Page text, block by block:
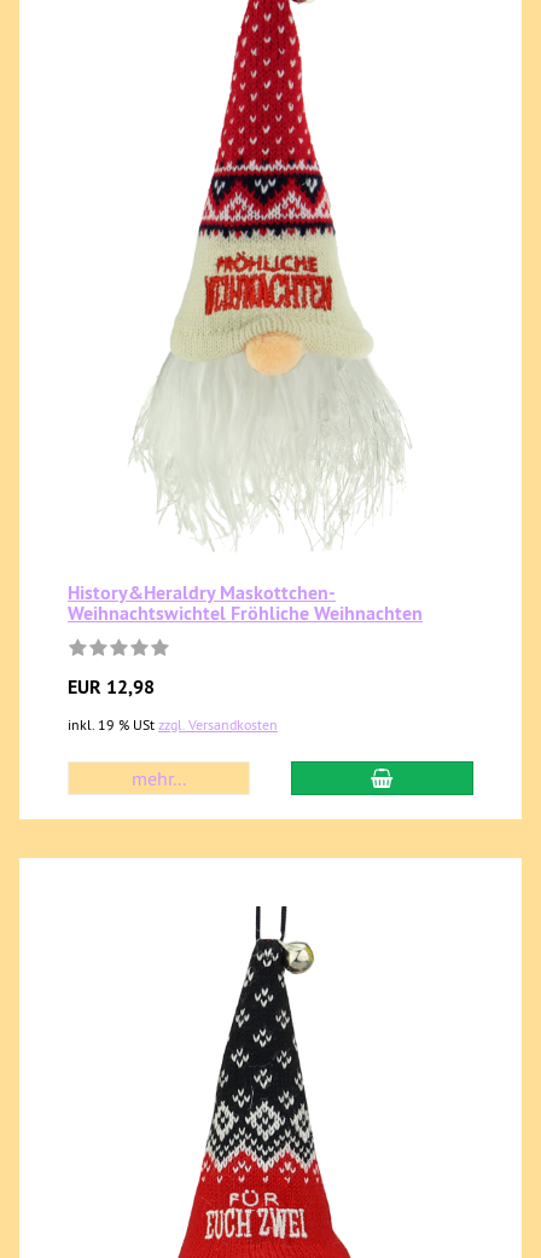
History&Heraldry Maskottchen-
Weihnachtswichtel Fröhliche Weihnachten
EUR 12,98
inkl. 19 % USt zzgl. Versandkosten
mehr...